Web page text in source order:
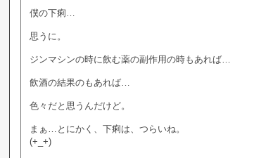
僕の下痢…
思うに。
ジンマシンの時に飲む薬の副作用の時もあれば…
飲酒の結果のもあれば…
色々だと思うんだけど。
まぁ…とにかく、下痢は、つらいね。
(+_+)